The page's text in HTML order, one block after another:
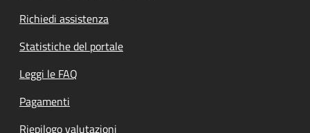
Richiedi assistenza
Statistiche del portale
Leggi le FAQ
Pagamenti
Riepilogo valutazioni